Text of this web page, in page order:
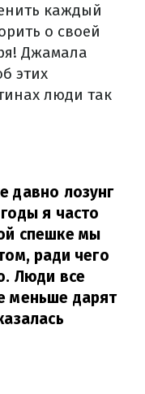
каждый
о своей
Джамала
этих
люди так
давно лозунг
я часто
спешке мы
ради чего
Люди все
меньше дарят